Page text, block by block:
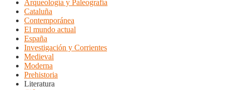
Arqueología y Paleografía
Cataluña
Contemporánea
El mundo actual
España
Investigación y Corrientes
Medieval
Moderna
Prehistoria
Literatura